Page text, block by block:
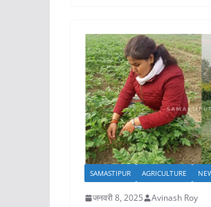
SAMASTIPUR AGRICULTURE
जनवरी 8, 2025 Avinash Roy